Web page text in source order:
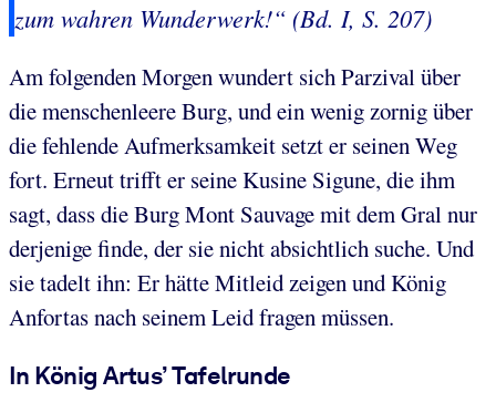
zum wahren Wunderwerk!“ (Bd. I, S. 207)
Am folgenden Morgen wundert sich Parzival über
die menschenleere Burg, und ein wenig zornig über
die fehlende Aufmerksamkeit setzt er seinen Weg
fort. Erneut trifft er seine Kusine Sigune, die ihm
sagt, dass die Burg Mont Sauvage mit dem Gral nur
derjenige finde, der sie nicht absichtlich suche. Und
sie tadelt ihn: Er hätte Mitleid zeigen und König
Anfortas nach seinem Leid fragen müssen.
In König Artus’ Tafelrunde